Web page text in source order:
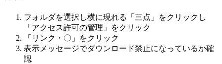
フォルダを選択し横に現れる「三点」をクリックし
「アクセス許可の管理」をクリック
「リンク・〇」をクリック
表示メッセージでダウンロード禁止になっているか確
認